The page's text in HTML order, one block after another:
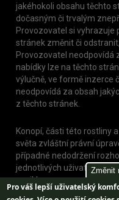
Změnit
Pro váš lepší uživatelský
jakéhokoli obsahu těchto
dočasným či trvalým
Provozovatel si vyhrazuje
stránek změnit či
Provozovatel neodpovídá
nabídky lze na těchto
výlučně, ve formě inzerce
neodpovídá za obsah
z těchto stránek.
Konopí, části této rostliny
světa zvláštní právní
případné nedodržení
jednotlivých uživatelů
vzniklou.